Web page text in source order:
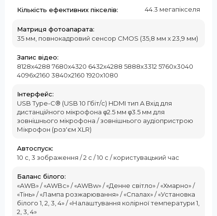
Кількість ефективних пікселів: 44.3 мегапікселя
Матриця фотоапарата:
35 мм, повнокадровий сенсор CMOS (35,8 мм x 23,9 мм)
Запис відео:
8128x4288 7680x4320 6432x4288 5888x3312 5760x3040
4096x2160 3840x2160 1920x1080
Інтерфейс:
USB Type-C® (USB 10 Гбіт/с) HDMI тип A Вхід для
дистанційного мікрофона φ2.5 мм φ3.5 мм для
зовнішнього мікрофона / зовнішнього аудіопристрою
Мікрофон (роз'єм XLR)
Автоспуск:
10 с, 3 зображення / 2 с / 10 с / користувацький час
Баланс білого:
«AWB» / «AWBc» / «AWBw» / «Денне світло» / «Хмарно» /
«Тінь» / «Лампа розжарювання» / «Спалах» / «Установка
білого 1, 2, 3, 4» / «Налаштування колірної температури 1,
2, 3, 4»